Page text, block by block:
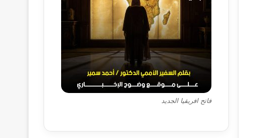
فاتح افريقيا الجديد